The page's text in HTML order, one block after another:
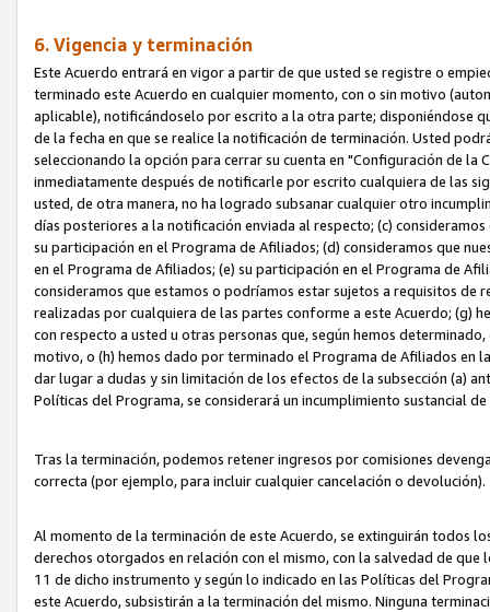
6. Vigencia y terminación
Este Acuerdo entrará en vigor a partir de que usted se registre o
terminado este Acuerdo en cualquier momento, con o sin motivo
aplicable), notificándoselo por escrito a la otra parte; disponiéndose
de la fecha en que se realice la notificación de terminación. Usted
seleccionando la opción para cerrar su cuenta en "Configuración de
inmediatamente después de notificarle por escrito cualquiera de las
usted, de otra manera, no ha logrado subsanar cualquier otro
días posteriores a la notificación enviada al respecto; (c)
su participación en el Programa de Afiliados; (d) consideramos que
en el Programa de Afiliados; (e) su participación en el Programa de
consideramos que estamos o podríamos estar sujetos a requisitos de
realizadas por cualquiera de las partes conforme a este Acuerdo; (g)
con respecto a usted u otras personas que, según hemos
motivo, o (h) hemos dado por terminado el Programa de Afiliados en
dar lugar a dudas y sin limitación de los efectos de la subsección (a)
Políticas del Programa, se considerará un incumplimiento sustancial
Tras la terminación, podemos retener ingresos por comisiones
correcta (por ejemplo, para incluir cualquier cancelación o devolución).
Al momento de la terminación de este Acuerdo, se extinguirán todos
derechos otorgados en relación con el mismo, con la salvedad de
11 de dicho instrumento y según lo indicado en las Políticas del
este Acuerdo, subsistirán a la terminación del mismo. Ninguna